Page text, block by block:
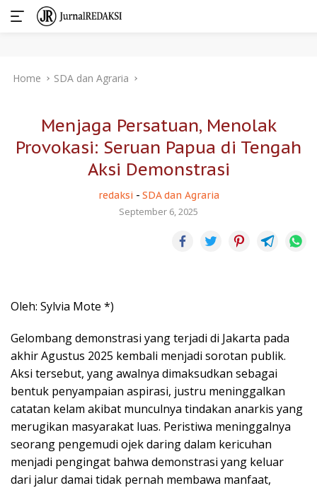
Home SDA dan Agraria
Menjaga Persatuan, Menolak
Provokasi: Seruan Papua di Tengah
Aksi Demonstrasi
redaksi - SDA dan Agraria
September 6, 2025
Oleh: Sylvia Mote *)
Gelombang demonstrasi yang terjadi di Jakarta pada
akhir Agustus 2025 kembali menjadi sorotan publik.
Aksi tersebut, yang awalnya dimaksudkan sebagai
bentuk penyampaian aspirasi, justru meninggalkan
catatan kelam akibat munculnya tindakan anarkis yang
merugikan masyarakat luas. Peristiwa meninggalnya
seorang pengemudi ojek daring dalam kericuhan
menjadi pengingat bahwa demonstrasi yang keluar
dari jalur damai tidak pernah membawa manfaat,